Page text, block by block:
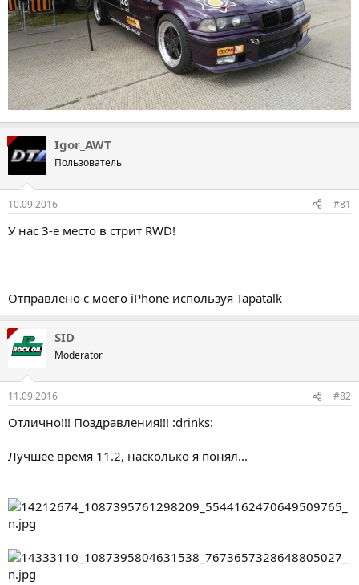
Igor_AWT
Пользователь
10.09.2016 #81
У нас 3-е место в стрит RWD!
Отправлено с моего iPhone используя Tapatalk
SID_
Moderator
11.09.2016 #82
Отлично!!! Поздравления!!! :drinks:
Лучшее время 11.2, насколько я понял...